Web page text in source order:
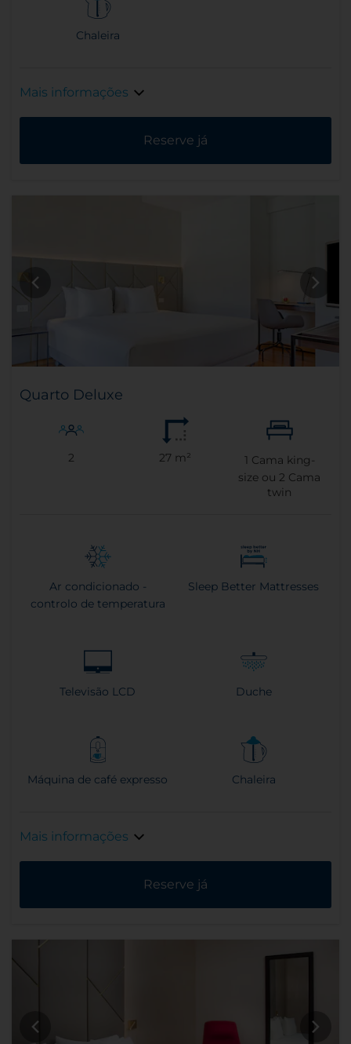
Chaleira
Mais informações
Reserve já
Quarto Deluxe
2 27 m² 1 Cama king-
size ou 2 Cama
twin
Ar condicionado -
controlo de temperatura
Sleep Better Mattresses
Televisão LCD Duche
Máquina de café expresso Chaleira
Mais informações
Reserve já